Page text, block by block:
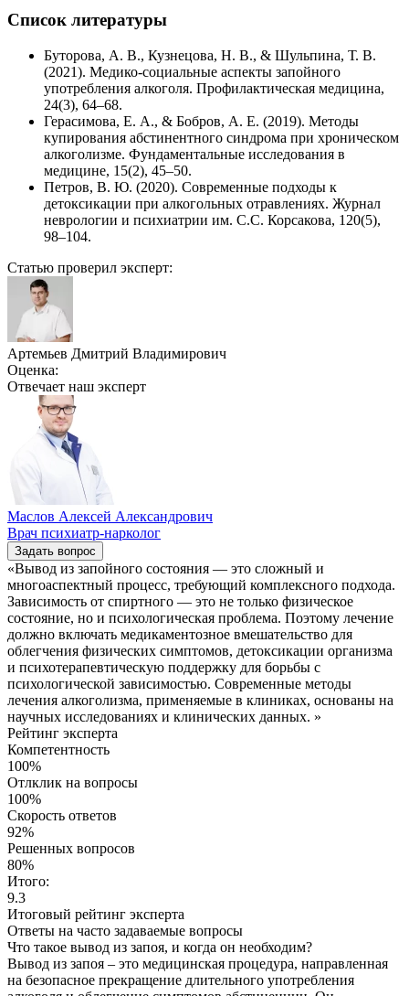
Список литературы
Буторова, А. В., Кузнецова, Н. В., & Шульпина, Т. В.
(2021). Медико-социальные аспекты запойного
употребления алкоголя. Профилактическая медицина,
24(3), 64–68.
Герасимова, Е. А., & Бобров, А. Е. (2019). Методы
купирования абстинентного синдрома при хроническом
алкоголизме. Фундаментальные исследования в
медицине, 15(2), 45–50.
Петров, В. Ю. (2020). Современные подходы к
детоксикации при алкогольных отравлениях. Журнал
неврологии и психиатрии им. С.С. Корсакова, 120(5),
98–104.
Статью проверил эксперт:
Артемьев Дмитрий Владимирович
Оценка:
Отвечает наш эксперт
Маслов Алексей Александрович
Врач психиатр-нарколог
Задать вопрос
«Вывод из запойного состояния — это сложный и
многоаспектный процесс, требующий комплексного подхода.
Зависимость от спиртного — это не только физическое
состояние, но и психологическая проблема. Поэтому лечение
должно включать медикаментозное вмешательство для
облегчения физических симптомов, детоксикации организма
и психотерапевтическую поддержку для борьбы с
психологической зависимостью. Современные методы
лечения алкоголизма, применяемые в клиниках, основаны на
научных исследованиях и клинических данных. »
Рейтинг эксперта
Компетентность
100%
Отлклик на вопросы
100%
Скорость ответов
92%
Решенных вопросов
80%
Итого:
9.3
Итоговый рейтинг эксперта
Ответы на часто задаваемые вопросы
Что такое вывод из запоя, и когда он необходим?
Вывод из запоя – это медицинская процедура, направленная
на безопасное прекращение длительного употребления